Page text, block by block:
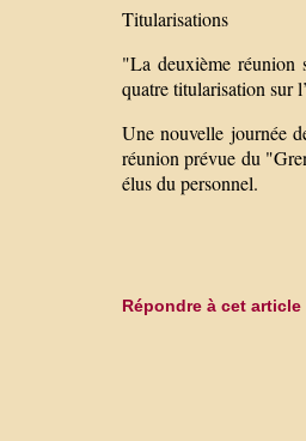
Titularisations
"La deuxième réunion
quatre titularisation sur
Une nouvelle journée
réunion prévue du
élus du personnel.
Répondre à cet article